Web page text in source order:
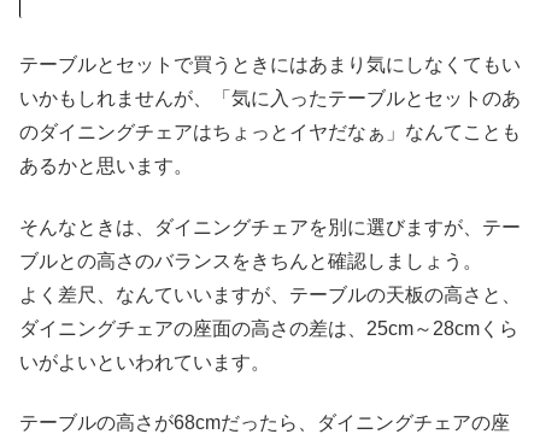
テーブルとセットで買うときにはあまり気にしなくてもい
いかもしれませんが、「気に入ったテーブルとセットのあ
のダイニングチェアはちょっとイヤだなぁ」なんてことも
あるかと思います。
そんなときは、ダイニングチェアを別に選びますが、テー
ブルとの高さのバランスをきちんと確認しましょう。
よく差尺、なんていいますが、テーブルの天板の高さと、
ダイニングチェアの座面の高さの差は、25cm～28cmくら
いがよいといわれています。
テーブルの高さが68cmだったら、ダイニングチェアの座